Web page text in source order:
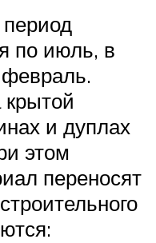
по июль, в
крытой
и дуплах
этом
переносят